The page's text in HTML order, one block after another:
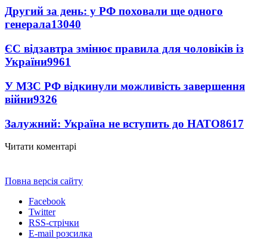
Другий за день: у РФ поховали ще одного
генерала13040
ЄС відзавтра змінює правила для чоловіків із
України9961
У МЗС РФ відкинули можливість завершення
війни9326
Залужний: Україна не вступить до НАТО8617
Читати коментарі
Повна версія сайту
Facebook
Twitter
RSS-стрічки
E-mail розсилка